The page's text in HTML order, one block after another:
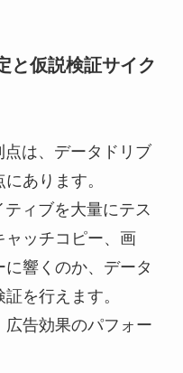
と仮説検証サイク
は、データドリブ
あります。
ィブを大量にテス
ャッチコピー、画
響くのか、データ
を行えます。
広告効果のパフォー